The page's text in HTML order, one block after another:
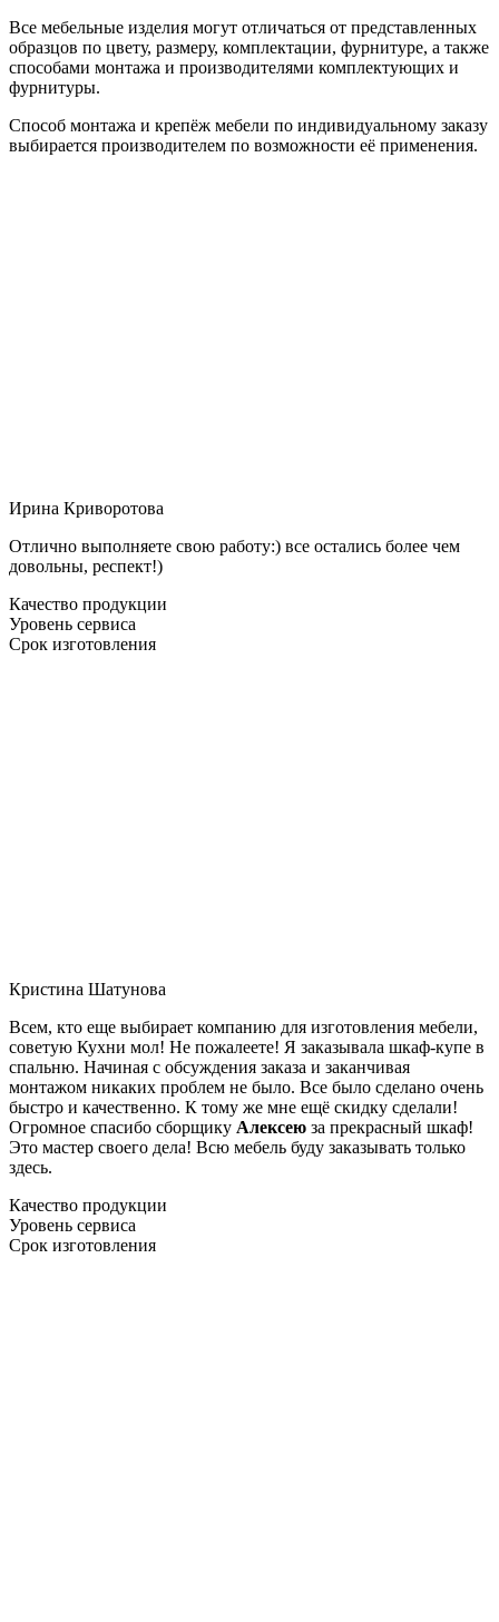
Все мебельные изделия могут отличаться от представленных
образцов по цвету, размеру, комплектации, фурнитуре, а также
способами монтажа и производителями комплектующих и
фурнитуры.
Способ монтажа и крепёж мебели по индивидуальному заказу
выбирается производителем по возможности её применения.
Ирина Криворотова
Отлично выполняете свою работу:) все остались более чем
довольны, респект!)
Качество продукции
Уровень сервиса
Срок изготовления
Кристина Шатунова
Всем, кто еще выбирает компанию для изготовления мебели,
советую Кухни мол! Не пожалеете! Я заказывала шкаф-купе в
спальню. Начиная с обсуждения заказа и заканчивая
монтажом никаких проблем не было. Все было сделано очень
быстро и качественно. К тому же мне ещё скидку сделали!
Огромное спасибо сборщику Алексею за прекрасный шкаф!
Это мастер своего дела! Всю мебель буду заказывать только
здесь.
Качество продукции
Уровень сервиса
Срок изготовления